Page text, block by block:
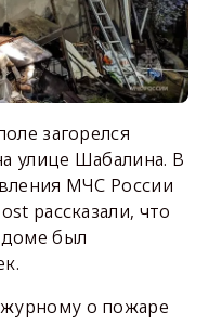
загорелся
улице Шабалина. В
МЧС России
рассказали, что
был
о пожаре